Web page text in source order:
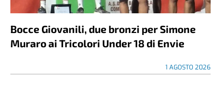
Bocce Giovanili, due bronzi per Simone
Muraro ai Tricolori Under 18 di Envie
1 AGOSTO 2026